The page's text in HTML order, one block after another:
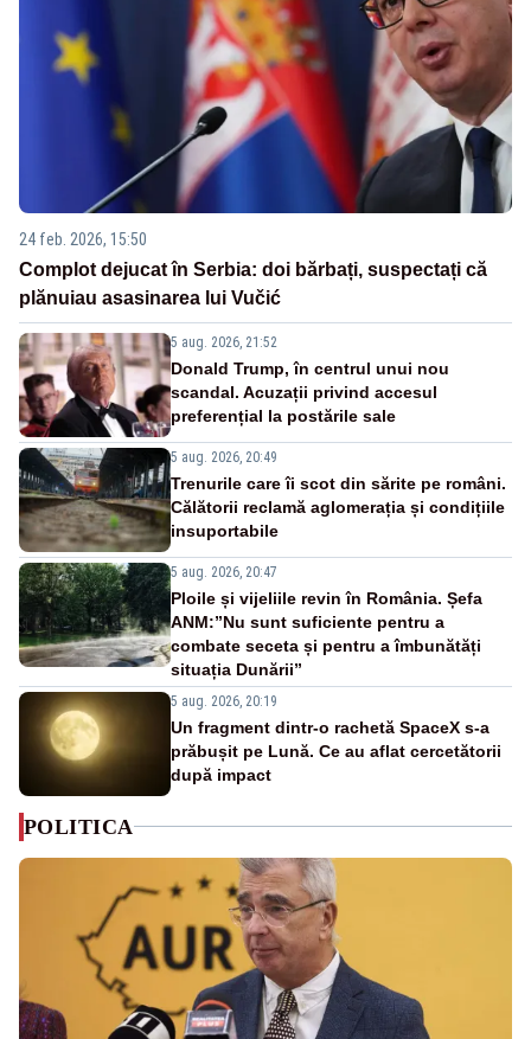
24 feb. 2026, 15:50
Complot dejucat în Serbia: doi bărbați, suspectați că
plănuiau asasinarea lui Vučić
5 aug. 2026, 21:52
Donald Trump, în centrul unui nou
scandal. Acuzații privind accesul
preferențial la postările sale
5 aug. 2026, 20:49
Trenurile care îi scot din sărite pe români.
Călătorii reclamă aglomerația și condițiile
insuportabile
5 aug. 2026, 20:47
Ploile și vijeliile revin în România. Șefa
ANM:”Nu sunt suficiente pentru a
combate seceta și pentru a îmbunătăți
situația Dunării”
5 aug. 2026, 20:19
Un fragment dintr-o rachetă SpaceX s-a
prăbușit pe Lună. Ce au aflat cercetătorii
după impact
POLITICA